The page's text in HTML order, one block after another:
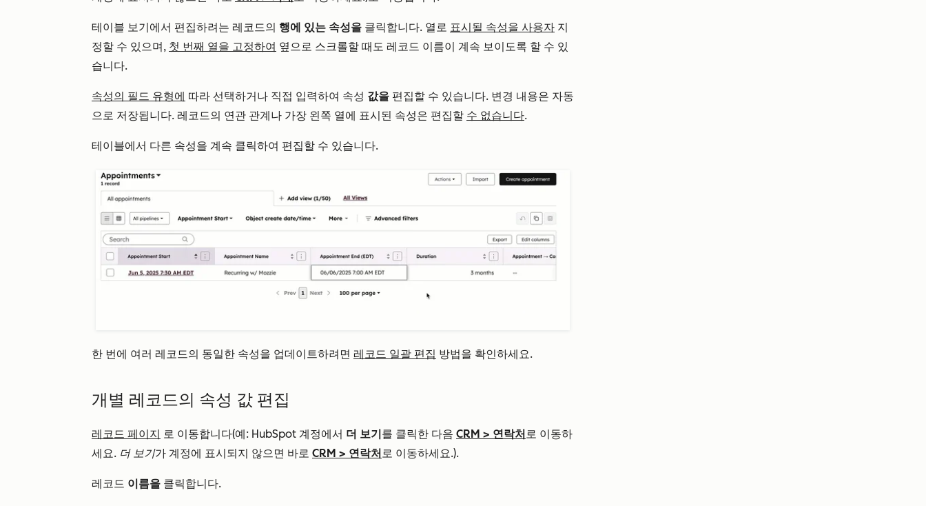
테이블 보기에서 편집하려는 레코드의 행에 있는 속성을 클릭합니다. 열로 표시될 속성을 사용자 지
정할 수 있으며, 첫 번째 열을 고정하여 옆으로 스크롤할 때도 레코드 이름이 계속 보이도록 할 수 있
습니다.
속성의 필드 유형에 따라 선택하거나 직접 입력하여 속성 값을 편집할 수 있습니다. 변경 내용은 자동
으로 저장됩니다. 레코드의 연관 관계나 가장 왼쪽 열에 표시된 속성은 편집할 수 없습니다.
테이블에서 다른 속성을 계속 클릭하여 편집할 수 있습니다.
한 번에 여러 레코드의 동일한 속성을 업데이트하려면 레코드 일괄 편집 방법을 확인하세요.
개별 레코드의 속성 값 편집
레코드 페이지 로 이동합니다(예: HubSpot 계정에서 더 보기를 클릭한 다음 CRM > 연락처로 이동하
세요. 더 보기가 계정에 표시되지 않으면 바로 CRM > 연락처로 이동하세요.).
레코드 이름을 클릭합니다.